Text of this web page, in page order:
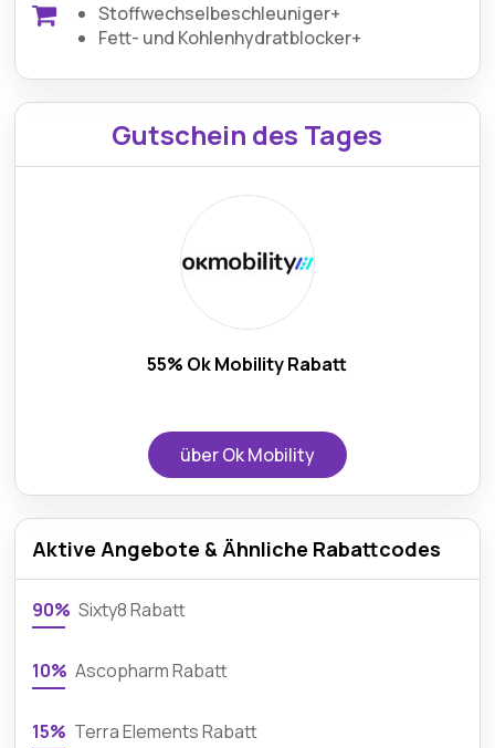
Stoffwechselbeschleuniger+
Fett- und Kohlenhydratblocker+
Gutschein des Tages
55% Ok Mobility Rabatt
über Ok Mobility
Aktive Angebote & Ähnliche Rabattcodes
90% Sixty8 Rabatt
10% Ascopharm Rabatt
15% Terra Elements Rabatt